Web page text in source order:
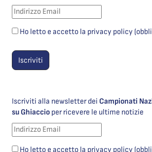
Ho letto e accetto la privacy policy
Iscriviti alla newsletter dei Campionati
su Ghiaccio per ricevere le ultime notizie
Ho letto e accetto la privacy policy